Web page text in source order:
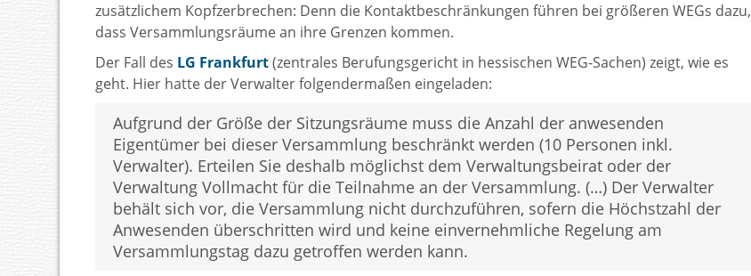
zusätzlichem Kopfzerbrechen: Denn die Kontaktbeschränkungen führen bei größeren WEGs dazu,
dass Versammlungsräume an ihre Grenzen kommen.
Der Fall des LG Frankfurt(zentrales Berufungsgericht in hessischen WEG-Sachen) zeigt, wie es
geht. Hier hatte der Verwalter folgendermaßen eingeladen:
Aufgrund der Größe der Sitzungsräume muss die Anzahl der anwesenden
Eigentümer bei dieser Versammlung beschränkt werden (10 Personen inkl.
Verwalter). Erteilen Sie deshalb möglichst dem Verwaltungsbeirat oder der
Verwaltung Vollmacht für die Teilnahme an der Versammlung. (…) Der Verwalter
behält sich vor, die Versammlung nicht durchzuführen, sofern die Höchstzahl der
Anwesenden überschritten wird und keine einvernehmliche Regelung am
Versammlungstag dazu getroffen werden kann.